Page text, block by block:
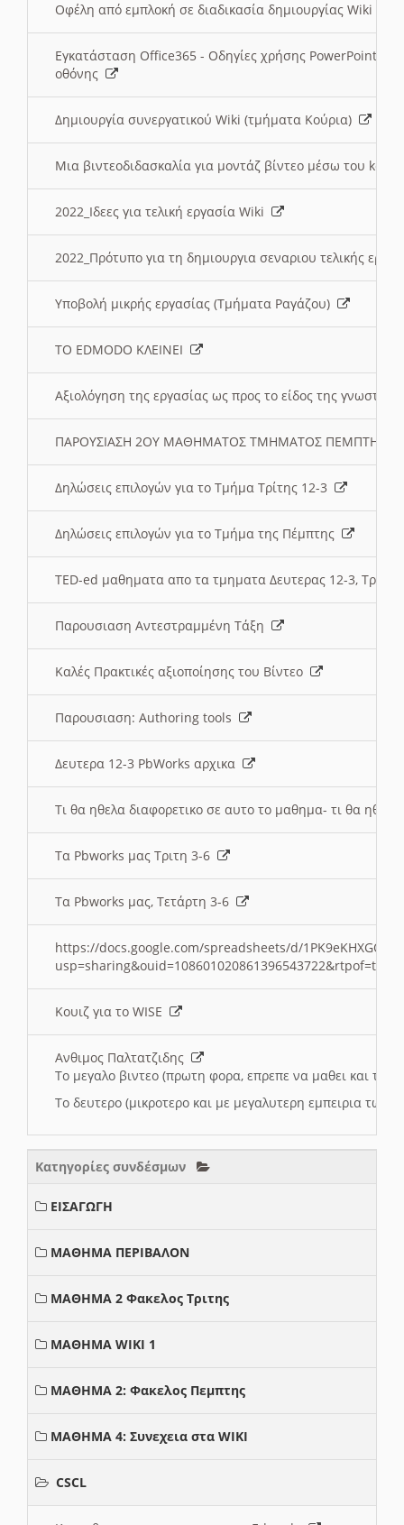
Οφέλη από εμπλοκή σε διαδικασία δημιουργίας Wiki
Εγκατάσταση Office365 - Οδηγίες χρήσης PowerPoint
οθόνης
Δημιουργία συνεργατικού Wiki (τμήματα Κούρια)
Μια βιντεοδιδασκαλία για μοντάζ βίντεο μέσω του
2022_Ιδεες για τελική εργασία Wiki
2022_Πρότυπο για τη δημιουργια σεναριου τελικής
Υποβολή μικρής εργασίας (Τμήματα Ραγάζου)
ΤΟ EDMODO ΚΛΕΙΝΕΙ
Αξιολόγηση της εργασίας ως προς το είδος της
ΠΑΡΟΥΣΙΑΣΗ 2ΟΥ ΜΑΘΗΜΑΤΟΣ ΤΜΗΜΑΤΟΣ
Δηλώσεις επιλογών για το Τμήμα Τρίτης 12-3
Δηλώσεις επιλογών για το Τμήμα της Πέμπτης
TED-ed μαθηματα απο τα τμηματα Δευτερας 12-3,
Παρουσιαση Αντεστραμμένη Τάξη
Καλές Πρακτικές αξιοποίησης του Βίντεο
Παρουσιαση: Authoring tools
Δευτερα 12-3 PbWorks αρχικα
Τι θα ηθελα διαφορετικο σε αυτο το μαθημα- τι θα
Τα Pbworks μας Τριτη 3-6
Τα Pbworks μας, Τετάρτη 3-6
https://docs.google.com/spreadsheets/d/
Κουιζ για το WISE
Ανθιμος Παλτατζιδης
Το μεγαλο βιντεο (πρωτη φορα, επρεπε να μαθει και το
Το δευτερο (μικροτερο και με μεγαλυτερη εμπειρια
Κατηγορίες συνδέσμων
ΕΙΣΑΓΩΓΗ
ΜΑΘΗΜΑ ΠΕΡΙΒΑΛΟΝ
ΜΑΘΗΜΑ 2 Φακελος Τριτης
ΜΑΘΗΜΑ WIKI 1
ΜΑΘΗΜΑ 2: Φακελος Πεμπτης
ΜΑΘΗΜΑ 4: Συνεχεια στα WIKI
CSCL